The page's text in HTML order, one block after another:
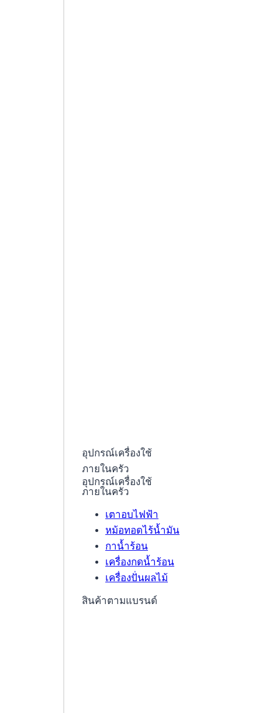
อุปกรณ์เครื่องใช้
ภายในครัว
อุปกรณ์เครื่องใช้
ภายในครัว
เตาอบไฟฟ้า
หม้อทอดไร้น้ำมัน
กาน้ำร้อน
เครื่องกดน้ำร้อน
เครื่องปั่นผลไม้
สินค้าตามแบรนด์